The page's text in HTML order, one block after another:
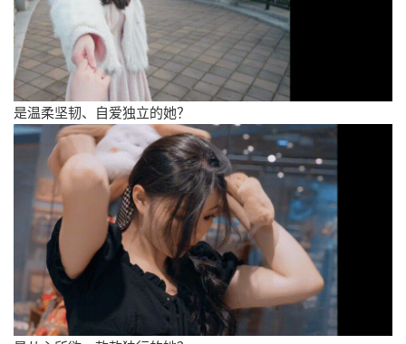
是温柔坚韧、自爱独立的她？